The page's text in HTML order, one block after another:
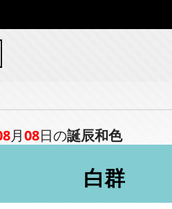
月08日の誕辰和色
白群